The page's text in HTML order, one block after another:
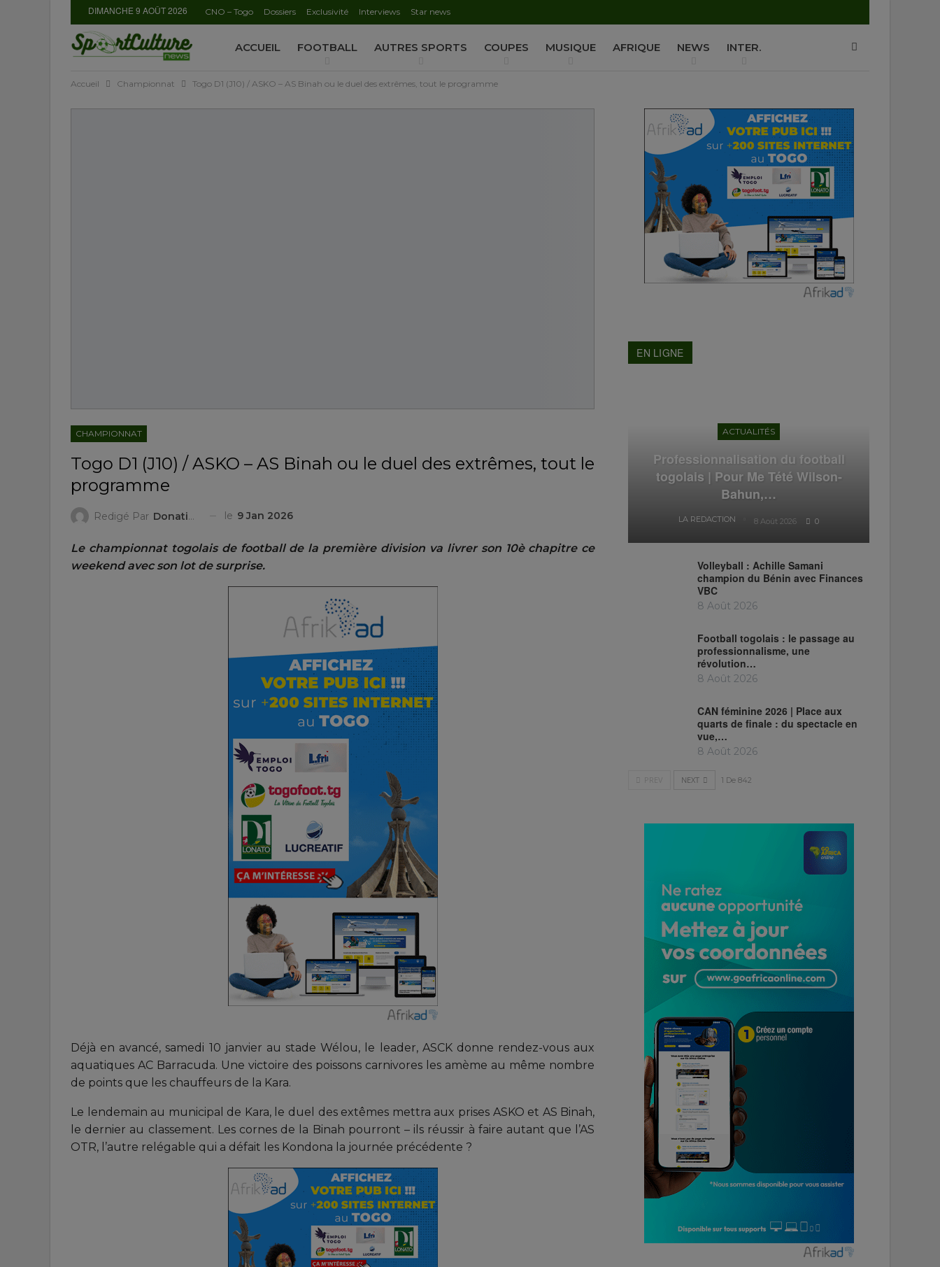
DIMANCHE 9 AOÛT 2026 CNO – Togo Dossiers Exclusivité Interviews Star news
ACCUEIL FOOTBALL AUTRES SPORTS COUPES MUSIQUE AFRIQUE NEWS INTER.
Accueil Championnat Togo D1 (J10) / ASKO – AS Binah ou le duel des extrêmes, tout le programme
CHAMPIONNAT
Togo D1 (J10) / ASKO – AS Binah ou le duel des extrêmes, tout le
programme
Redigé Par Donatien ZIGGAH le 9 Jan 2026
Le championnat togolais de football de la première division va livrer son 10è chapitre ce
weekend avec son lot de surprise.
Déjà en avancé, samedi 10 janvier au stade Wélou, le leader, ASCK donne rendez-vous aux
aquatiques AC Barracuda. Une victoire des poissons carnivores les amème au même nombre
de points que les chauffeurs de la Kara.
Le lendemain au municipal de Kara, le duel des extêmes mettra aux prises ASKO et AS Binah,
le dernier au classement. Les cornes de la Binah pourront – ils réussir à faire autant que l’AS
OTR, l’autre relégable qui a défait les Kondona la journée précédente ?
EN LIGNE
ACTUALITÉS
Professionnalisation du football
togolais | Pour Me Tété Wilson-
Bahun,…
LA REDACTION 8 Août 2026 0
Volleyball : Achille Samani
champion du Bénin avec Finances
VBC
8 Août 2026
Football togolais : le passage au
professionnalisme, une
révolution…
8 Août 2026
CAN féminine 2026 | Place aux
quarts de finale : du spectacle en
vue,…
8 Août 2026
NEXT 1 De 842
AUTORISATION DE LA HAAC N°0134/HAAC/12-2025/PL/P